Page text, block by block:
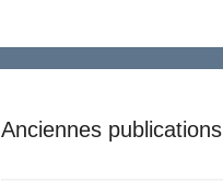
Anciennes publications